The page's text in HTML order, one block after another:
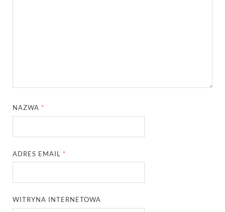
NAZWA *
ADRES EMAIL *
WITRYNA INTERNETOWA